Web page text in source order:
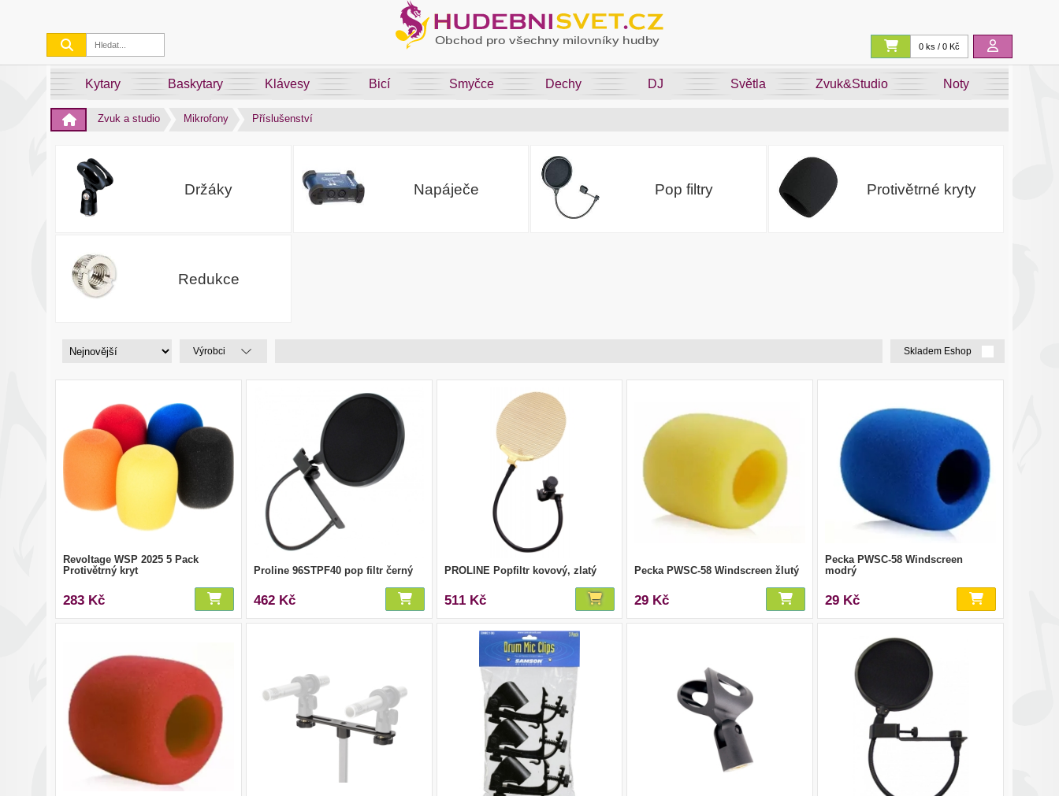
0 ks / 0 Kč
Kytary Baskytary Klávesy Bicí Smyčce Dechy DJ Světla Zvuk&Studio Noty
Zvuk a studio Mikrofony Příslušenství
Držáky Napáječe Pop filtry Protivětrné kryty
Redukce
Výrobci Skladem Eshop
Revoltage WSP 2025 5 Pack
Protivětrný kryt
283 Kč
Proline 96STPF40 pop filtr černý
462 Kč
PROLINE Popfiltr kovový, zlatý
511 Kč
Pecka PWSC-58 Windscreen žlutý
29 Kč
Pecka PWSC-58 Windscreen
modrý
29 Kč